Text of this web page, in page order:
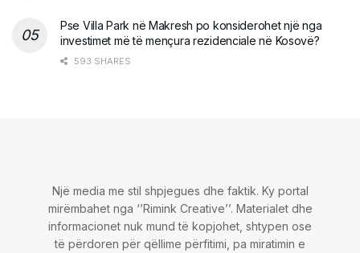
Pse Villa Park në Makresh po konsiderohet një nga
investimet më të mençura rezidenciale në Kosovë?
593 SHARES
Një media me stil shpjegues dhe faktik. Ky portal
mirëmbahet nga ‘’Rimink Creative’’. Materialet dhe
informacionet nuk mund të kopjohet, shtypen ose
të përdoren për qëllime përfitimi, pa miratimin e